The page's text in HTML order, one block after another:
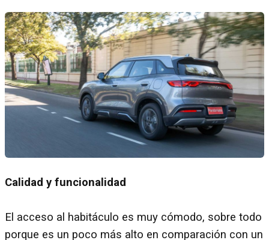
Calidad y funcionalidad
El acceso al habitáculo es muy cómodo, sobre todo
porque es un poco más alto en comparación con un